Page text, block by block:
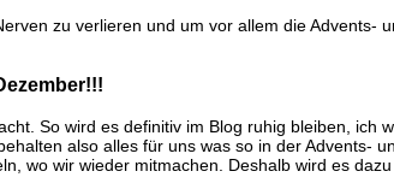
zu verlieren und um vor allem die
So wird es definitiv im Blog ruhig bleiben,
also alles für uns was so in der Advents-
wo wir wieder mitmachen. Deshalb wird es